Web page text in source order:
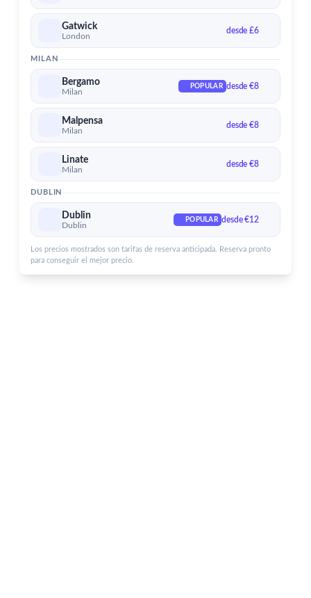
Aeropuerto de Dublin
Servicios para el aeropuerto de Dublin
Gatwick
London
desde £6
MILAN
Bergamo
Milan
POPULAR desde €8
Malpensa
Milan
desde €8
Linate
Milan
desde €8
DUBLIN
Dublin
Dublin
POPULAR desde €12
Los precios mostrados son tarifas de reserva anticipada. Reserva pronto
para conseguir el mejor precio.